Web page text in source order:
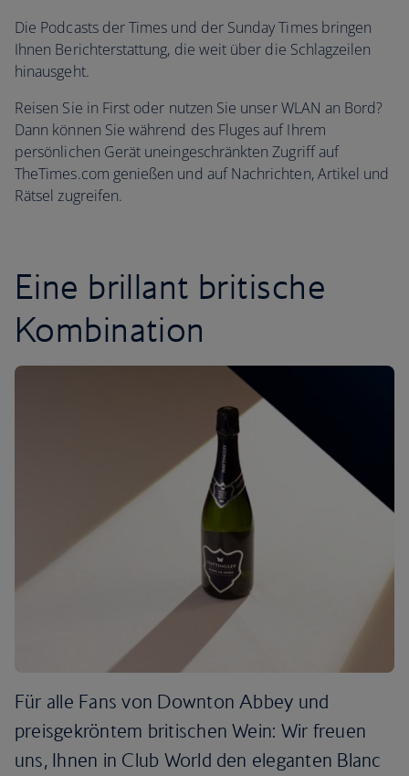
Die Podcasts der Times und der Sunday Times bringen
Ihnen Berichterstattung, die weit über die Schlagzeilen
hinausgeht.
Reisen Sie in First oder nutzen Sie unser WLAN an Bord?
Dann können Sie während des Fluges auf Ihrem
persönlichen Gerät uneingeschränkten Zugriff auf
TheTimes.com genießen und auf Nachrichten, Artikel und
Rätsel zugreifen.
Eine brillant britische
Kombination
Für alle Fans von Downton Abbey und
preisgekröntem britischen Wein: Wir freuen
uns, Ihnen in Club World den eleganten Blanc